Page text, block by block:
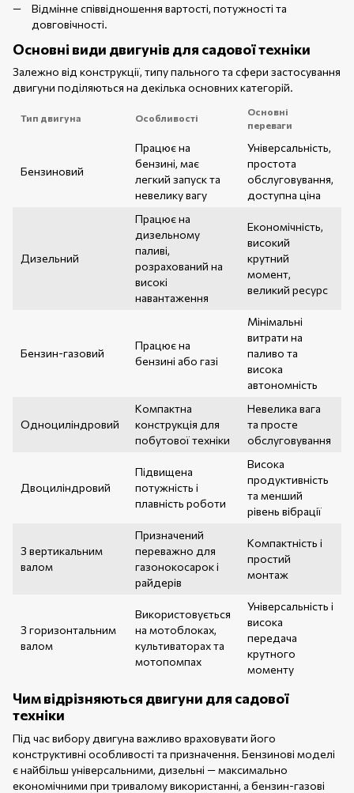
Відмінне співвідношення вартості, потужності та
довговічності.
Основні види двигунів для садової техніки
Залежно від конструкції, типу пального та сфери застосування
двигуни поділяються на декілька основних категорій.
Тип двигуна Особливості
Основні
переваги
Бензиновий
Працює на
бензині, має
легкий запуск та
невелику вагу
Універсальність,
простота
обслуговування,
доступна ціна
Дизельний
Працює на
дизельному
паливі,
розрахований на
високі
навантаження
Економічність,
високий
крутний
момент,
великий ресурс
Бензин-газовий
Працює на
бензині або газі
Мінімальні
витрати на
паливо та
висока
автономність
Одноциліндровий
Компактна
конструкція для
побутової техніки
Невелика вага
та просте
обслуговування
Двоциліндровий
Підвищена
потужність і
плавність роботи
Висока
продуктивність
та менший
рівень вібрації
З вертикальним
валом
Призначений
переважно для
газонокосарок і
райдерів
Компактність і
простий
монтаж
З горизонтальним
валом
Використовується
на мотоблоках,
культиваторах та
мотопомпах
Універсальність і
висока
передача
крутного
моменту
Чим відрізняються двигуни для садової
техніки
Під час вибору двигуна важливо враховувати його
конструктивні особливості та призначення. Бензинові моделі
є найбільш універсальними, дизельні — максимально
економічними при тривалому використанні, а бензин-газові